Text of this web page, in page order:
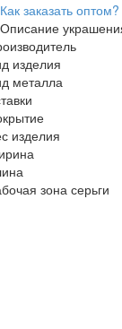
Как заказать оптом?
Описание
изделия
металла
изделия
зона серьги